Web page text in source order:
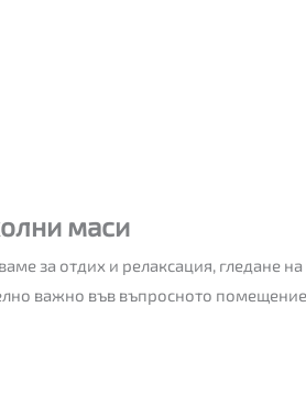
маси
за отдих и релаксация, гледане
важно във въпросното